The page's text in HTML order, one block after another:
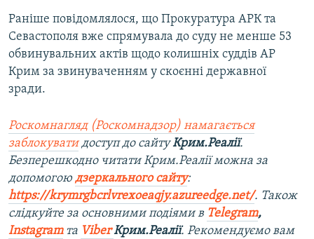
Раніше повідомлялося, що Прокуратура АРК та
Севастополя вже спрямувала до суду не менше 53
обвинувальних актів щодо колишніх суддів АР
Крим за звинуваченням у скоєнні державної
зради.
Роскомнагляд (Роскомнадзор) намагається
заблокуватидоступ до сайтуКрим.Реалії.
Безперешкодно читати Крим.Реалії можна за
допомогою дзеркального сайту:
https://krymrgbcrlvrexoeaqjy.azureedge.net/. Також
слідкуйте за основними подіями в Telegram,
Instagramта ViberКрим.Реалії. Рекомендуємо вам